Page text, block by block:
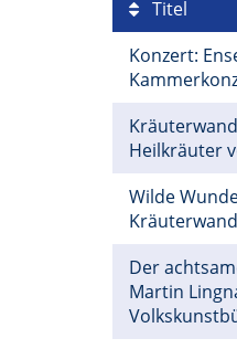
Titel
Konzert:
Heilkräuter
Wilde
Der
Martin